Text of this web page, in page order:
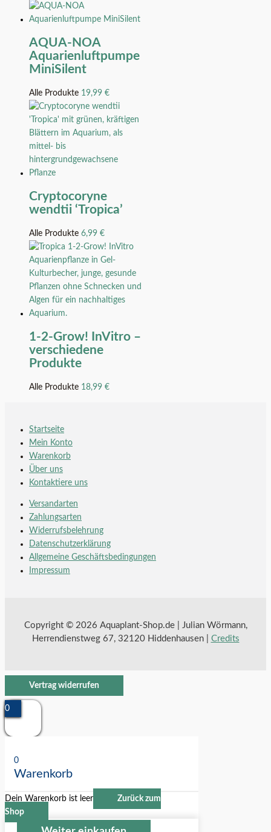
AQUA-NOA
Aquarienluftpumpe
MiniSilent
Alle Produkte 19,99 €
Cryptocoryne
wendtii ‘Tropica’
Alle Produkte 6,99 €
1-2-Grow! InVitro –
verschiedene
Produkte
Alle Produkte 18,99 €
Startseite
Mein Konto
Warenkorb
Über uns
Kontaktiere uns
Versandarten
Zahlungsarten
Widerrufsbelehrung
Datenschutzerklärung
Allgemeine Geschäftsbedingungen
Impressum
Copyright © 2026 Aquaplant-Shop.de | Julian Wörmann,
Herrendienstweg 67, 32120 Hiddenhausen | Credits
Vertrag widerrufen
0
0
Warenkorb
Dein Warenkorb ist leer
Zurück zum
Shop